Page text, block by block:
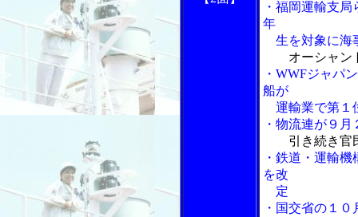
・福岡運輸支
年
生を対象に海
オーシャン
・WWFジャパ
船が
運輸業で第１
・物流連が９
引き続き官
・鉄道・運輸
を改
定
・国交省の１